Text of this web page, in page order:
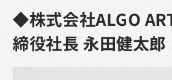
◆株式会社ALGO
締役社長 永田健太郎